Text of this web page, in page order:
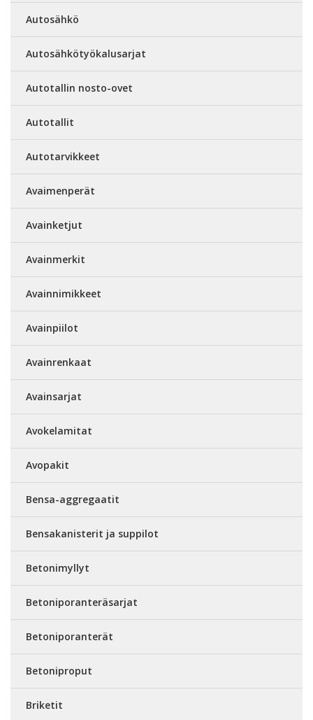
Autosähkö
Autosähkötyökalusarjat
Autotallin nosto-ovet
Autotallit
Autotarvikkeet
Avaimenperät
Avainketjut
Avainmerkit
Avainnimikkeet
Avainpiilot
Avainrenkaat
Avainsarjat
Avokelamitat
Avopakit
Bensa-aggregaatit
Bensakanisterit ja suppilot
Betonimyllyt
Betoniporanteräsarjat
Betoniporanterät
Betoniproput
Briketit